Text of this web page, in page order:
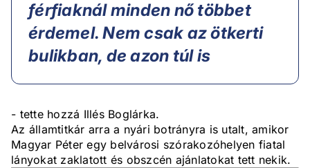
férfiaknál minden nő többet
érdemel. Nem csak az ötkerti
bulikban, de azon túl is
- tette hozzá Illés Boglárka.
Az államtitkár arra a nyári botrányra is utalt, amikor
Magyar Péter egy belvárosi szórakozóhelyen fiatal
lányokat zaklatott és obszcén ajánlatokat tett nekik.